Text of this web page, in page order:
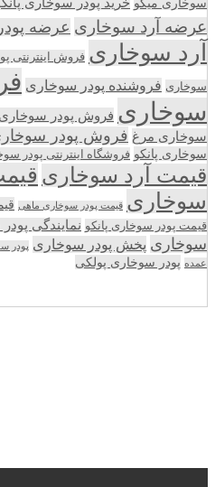
سوخاری میگو خرید پودر سوخاری
عرضه آرد سوخاری عرضه
آرد سوخاری فروش اینترنتی
سوخاری فروشنده پودر سوخاری
سوخاری فروش پودر
سوخاری مرغ فروش پودر
سوخاری پانکو فروشگاه اینترنتی پودر
قیمت آرد سوخاری
سوخاری قیمت پودر سوخاری ماهی
قیمت پودر سوخاری پانکو نمایندگی
سوخاری پخش پودر سوخاری پودر
عمده پودر سوخاری پولکی